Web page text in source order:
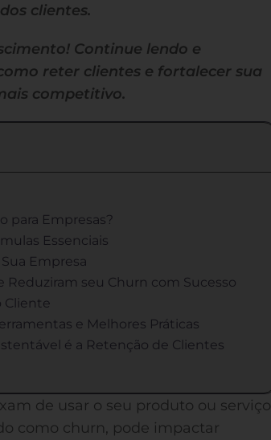
clientes.
Continue lendo e
reter clientes e fortalecer sua
competitivo.
para Empresas?
Essenciais
Empresa
Reduziram seu Churn com Sucesso
Cliente
e Melhores Práticas
é a Retenção de Clientes
de usar o seu produto ou serviço
como churn, pode impactar